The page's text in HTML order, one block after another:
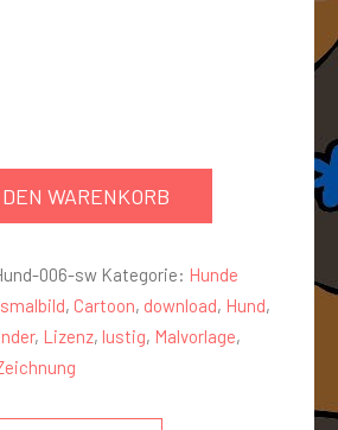
WARENKORB
006-sw Kategorie: Hunde
, Cartoon, download, Hund,
, Lizenz, lustig, Malvorlage,